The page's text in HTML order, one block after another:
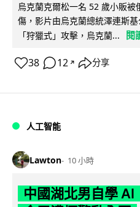
烏克蘭克爾松一名 52 歲小販
傷，影片由烏克蘭總統澤連斯
「狩獵式」攻擊，烏克蘭...
閱
38 12 ↗ 分享
人工智能
Lawton 10 小時
中國湖北男自學 AI